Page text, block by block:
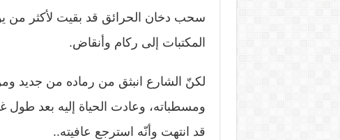
سحب دخان الحرائق قد بقيت لأكثر من
المكتبات إلى ركام وأنقاض.
لكنّ الشارع انبثق من رماده من جديد
ومسطباته، وعادت الحياة إليه بعد طول
قد انتهت وأنّه استرجع عافيته..